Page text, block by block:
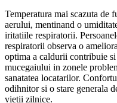
Temperatura mai scazuta de
aerului, mentinand o
iritatiile respiratorii.
respiratorii observa o
optima a caldurii contribuie
mucegaiului in zonele
sanatatea locatarilor.
odihnitor si o stare generala
vietii zilnice.